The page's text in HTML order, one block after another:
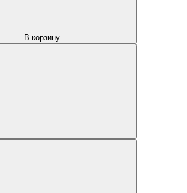
В корзину